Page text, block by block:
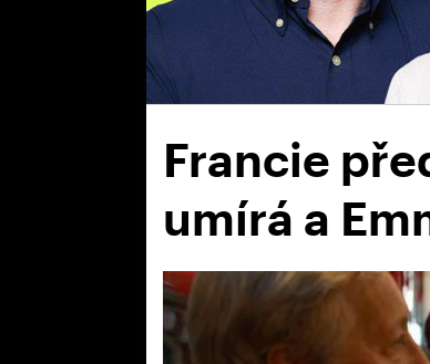
Francie
umírá a